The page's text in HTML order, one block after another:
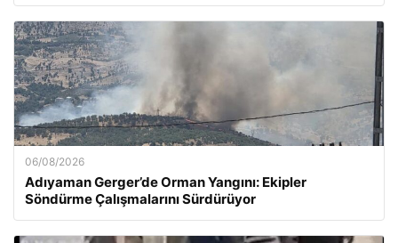
06/08/2026
Adıyaman Gerger’de Orman Yangını: Ekipler
Söndürme Çalışmalarını Sürdürüyor